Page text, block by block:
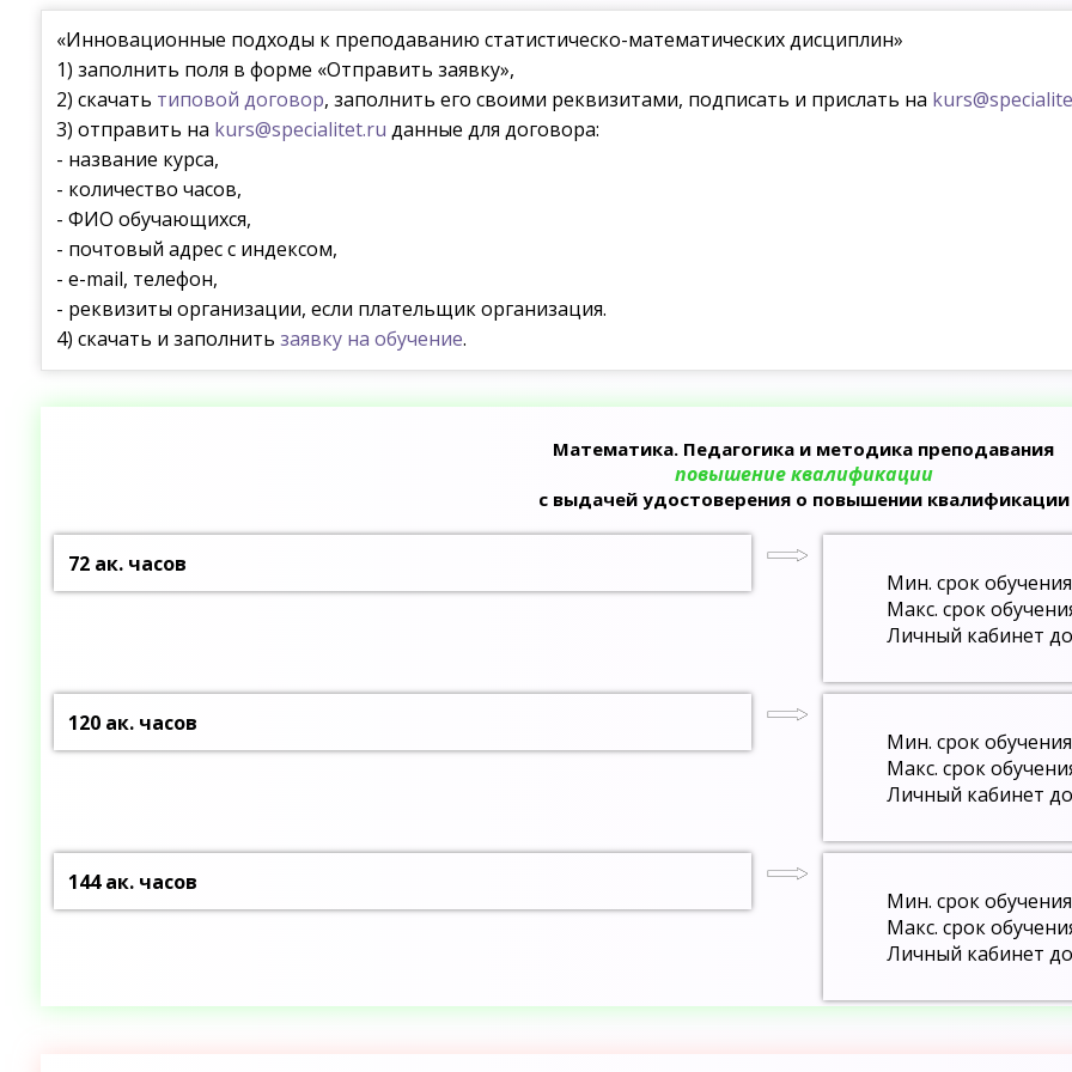
«Инновационные подходы к преподаванию статистическо-математических дисциплин»
1) заполнить поля в форме «Отправить заявку»,
2) скачать типовой договор, заполнить его своими реквизитами, подписать и прислать на
3) отправить на kurs@specialitet.ru данные для договора:
- название курса,
- количество часов,
- ФИО обучающихся,
- почтовый адрес с индексом,
- e-mail, телефон,
- реквизиты организации, если плательщик организация.
4) скачать и заполнитьзаявку на обучение.
Математика. Педагогика и методика преподавания
повышение квалификации
с выдачей удостоверения о повышении квалификации
72 ак. часов
Мин. срок
Макс. срок
Личный кабинет
120 ак. часов
Мин. срок
Макс. срок
Личный кабинет
144 ак. часов
Мин. срок
Макс. срок
Личный кабинет